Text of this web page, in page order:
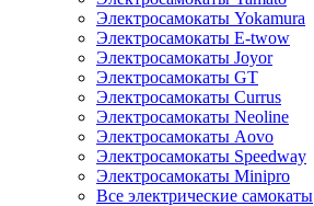
Электросамокаты Yokamura
Электросамокаты E-twow
Электросамокаты Joyor
Электросамокаты GT
Электросамокаты Currus
Электросамокаты Neoline
Электросамокаты Aovo
Электросамокаты Speedway
Электросамокаты Minipro
Все электрические самокаты